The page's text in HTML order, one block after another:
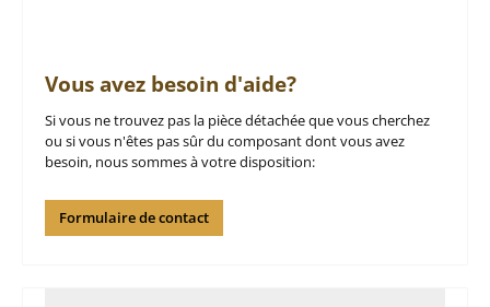
Vous avez besoin d'aide?
Si vous ne trouvez pas la pièce détachée que vous cherchez
ou si vous n'êtes pas sûr du composant dont vous avez
besoin, nous sommes à votre disposition:
Formulaire de contact